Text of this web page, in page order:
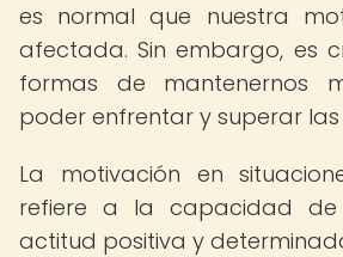
es normal que nuestra
afectada. Sin embargo, es
formas de mantenernos
poder enfrentar y superar
La motivación en
refiere a la capacidad de
actitud positiva y